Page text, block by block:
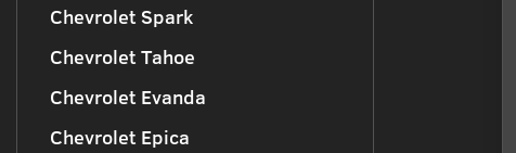
Chevrolet Spark
Chevrolet Tahoe
Chevrolet Evanda
Chevrolet Epica